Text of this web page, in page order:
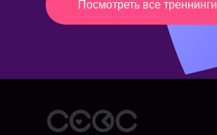
Посмотреть все треннинги